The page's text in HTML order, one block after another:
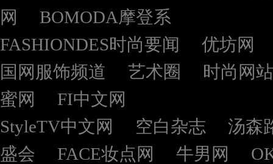
网
BOMODA摩登系
FASHIONDES时尚要闻
优坊网
国网服饰频道
艺术圈
时尚网站
蜜网
FI中文网
StyleTV中文网
空白杂志
汤森
盛会
FACE妆点网 牛男网